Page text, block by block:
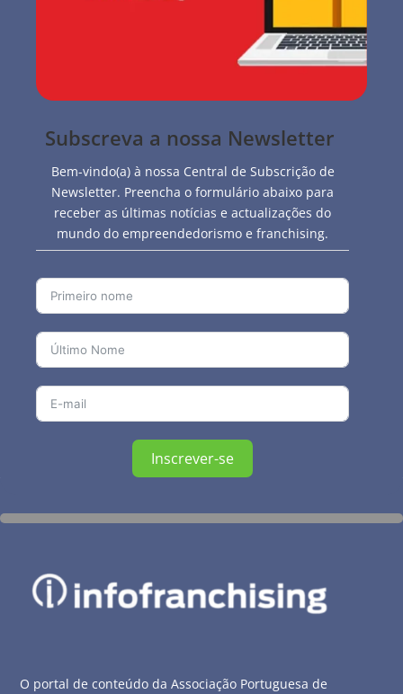
Subscreva a nossa Newsletter
Bem-vindo(a) à nossa Central de Subscrição de
Newsletter. Preencha o formulário abaixo para
receber as últimas notícias e actualizações do
mundo do empreendedorismo e franchising.
Inscrever-se
O portal de conteúdo da Associação Portuguesa de